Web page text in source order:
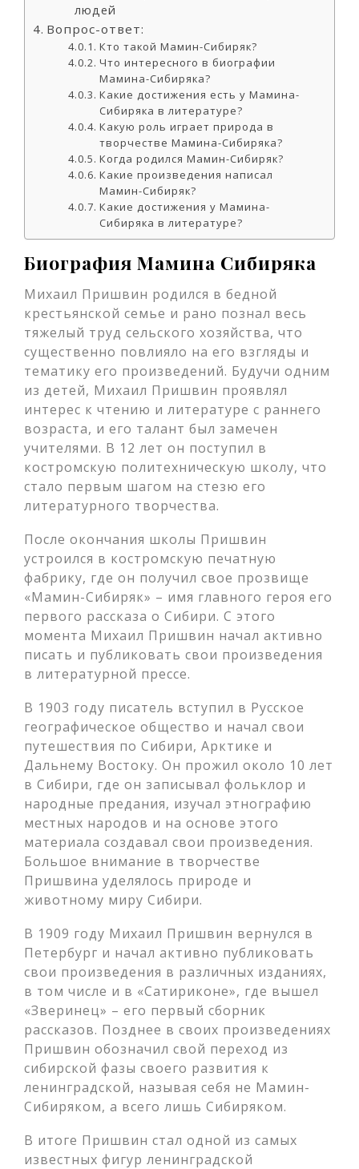
людей
Вопрос-ответ:
Кто такой Мамин-Сибиряк?
Что интересного в биографии
Мамина-Сибиряка?
Какие достижения есть у Мамина-
Сибиряка в литературе?
Какую роль играет природа в
творчестве Мамина-Сибиряка?
Когда родился Мамин-Сибиряк?
Какие произведения написал
Мамин-Сибиряк?
Какие достижения у Мамина-
Сибиряка в литературе?
Биография Мамина Сибиряка
Михаил Пришвин родился в бедной
крестьянской семье и рано познал весь
тяжелый труд сельского хозяйства, что
существенно повлияло на его взгляды и
тематику его произведений. Будучи одним
из детей, Михаил Пришвин проявлял
интерес к чтению и литературе с раннего
возраста, и его талант был замечен
учителями. В 12 лет он поступил в
костромскую политехническую школу, что
стало первым шагом на стезю его
литературного творчества.
После окончания школы Пришвин
устроился в костромскую печатную
фабрику, где он получил свое прозвище
«Мамин-Сибиряк» – имя главного героя его
первого рассказа о Сибири. С этого
момента Михаил Пришвин начал активно
писать и публиковать свои произведения
в литературной прессе.
В 1903 году писатель вступил в Русское
географическое общество и начал свои
путешествия по Сибири, Арктике и
Дальнему Востоку. Он прожил около 10 лет
в Сибири, где он записывал фольклор и
народные предания, изучал этнографию
местных народов и на основе этого
материала создавал свои произведения.
Большое внимание в творчестве
Пришвина уделялось природе и
животному миру Сибири.
В 1909 году Михаил Пришвин вернулся в
Петербург и начал активно публиковать
свои произведения в различных изданиях,
в том числе и в «Сатириконе», где вышел
«Зверинец» – его первый сборник
рассказов. Позднее в своих произведениях
Пришвин обозначил свой переход из
сибирской фазы своего развития к
ленинградской, называя себя не Мамин-
Сибиряком, а всего лишь Сибиряком.
В итоге Пришвин стал одной из самых
известных фигур ленинградской